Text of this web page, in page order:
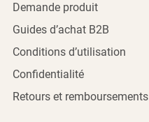
Demande produit
Guides d’achat B2B
Conditions d’utilisation
Confidentialité
Retours et remboursements